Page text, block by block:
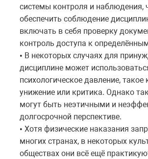
системы контроля и наблюдения,
обеспечить соблюдение
включать в себя проверку
контроль доступа к
• В некоторых случаях для
дисциплине может
психологическое давление, такое
унижение или критика. Однако
могут быть неэтичными и
долгосрочной перспективе.
• Хотя физические наказания
многих странах, в некоторых
обществах они всё ещё